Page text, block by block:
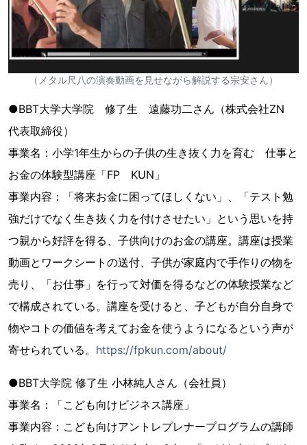
（メタル尺八の演奏動画を見せながら解説する宗安さん）
●BBT大学大学院 修了生 遠藤功二さん（株式会社ZN
代表取締役）
事業名：小学1年生からの子供の生き抜く力を育む 仕事と
お金の体験型講座「FP KUN」
事業内容：「将来お金に困ってほしくない」、「テスト勉
強だけでなく生き抜く力を付けさせたい」という思いを持
つ親から好評を得る、子供向けのお金の講座。講座は授業
動画とワークシートの送付、子供が家庭内で手作りの物を
売り、「お仕事」を行って対価を得るなどの体験授業など
で構成されている。講座を受けると、子どもが自分自身で
物やコトの価値を考えてお金を使うようになるという声が
寄せられている。 https://fpkun.com/about/
●BBT大学院 修了生 小林純人さん（会社員）
事業名：「こども向けビジネス講座」
事業内容：こども向けアントレプレナープログラムの講師